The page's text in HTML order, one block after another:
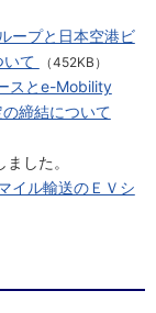
プと日本空港ビ
いて
（452KB）
とe-Mobility
締結について
た。
ル輸送のＥＶシ